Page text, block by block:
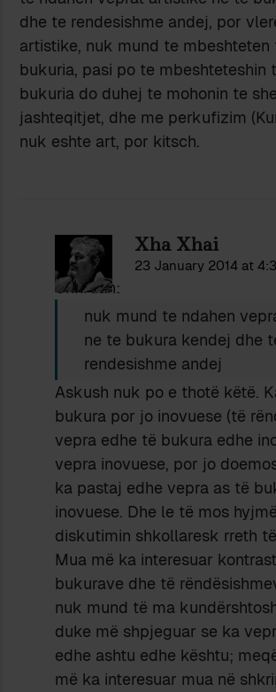
dhe te rendesishme andej, por
artistike, nuk mund te
bukuria, pasi po te mbeshteteshin
bukuria do duhej te mohonin te
jashteqitjet, dhe me perkufizim
nuk eshte art, por kitsch.
Xha Xhai
23 January 2014 at
Shkruan:
nuk mund te ndahen
ne te bukura kendej dhe
rendesishme andej
Askush nuk po e thotë këtë.
bukura por jo inovuese (të
vepra edhe të bukura edhe
vepra inovuese, por jo
ka pastaj edhe vepra as të
inovuese. Dhe le të mos
diskutimin shkollaresk rreth
Mua më ka interesuar
bukurave dhe të
nuk mund të ma
duke më shpjeguar se ka
edhe ashtu edhe kështu;
më ka interesuar mua në